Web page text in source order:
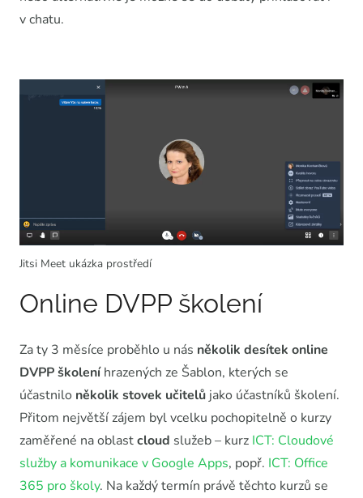
v chatu.
Jitsi Meet ukázka prostředí
Online DVPP školení
Za ty 3 měsíce proběhlo u nás několik desítek online
DVPP školeníhrazených ze Šablon, kterých se
účastnilo několik stovek učitelů jako účastníků školení.
Přitom největší zájem byl vcelku pochopitelně o kurzy
zaměřené na oblastcloud služeb – kurz ICT: Cloudové
služby a komunikace v Google Apps, popř. ICT: Office
365 pro školy. Na každý termín právě těchto kurzů se